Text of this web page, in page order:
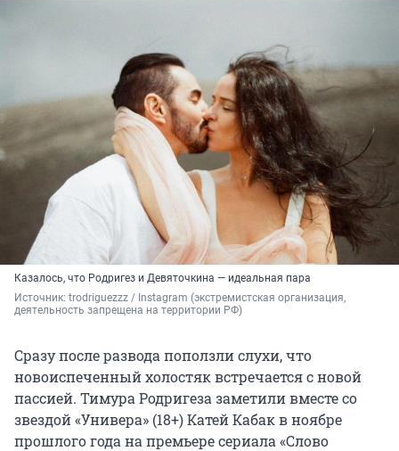
Казалось, что Родригез и Девяточкина — идеальная пара
Источник: trodriguezzz / Instagram (экстремистская организация,
деятельность запрещена на территории РФ)
Сразу после развода поползли слухи, что
новоиспеченный холостяк встречается с новой
пассией. Тимура Родригеза заметили вместе со
звездой «Универа» (18+) Катей Кабак в ноябре
прошлого года на премьере сериала «Слово